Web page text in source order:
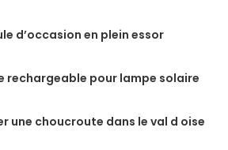
d’occasion en plein essor
rechargeable pour lampe solaire
une choucroute dans le val d oise